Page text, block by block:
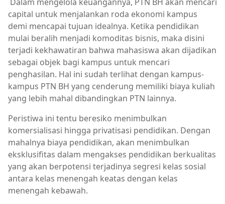
capital untuk menjalankan roda ekonomi kampus
demi mencapai tujuan idealnya. Ketika pendidikan
mulai beralih menjadi komoditas bisnis, maka disini
terjadi kekhawatiran bahwa mahasiswa akan dijadikan
sebagai objek bagi kampus untuk mencari
penghasilan. Hal ini sudah terlihat dengan kampus-
kampus PTN BH yang cenderung memiliki biaya kuliah
yang lebih mahal dibandingkan PTN lainnya.
Peristiwa ini tentu beresiko menimbulkan
komersialisasi hingga privatisasi pendidikan. Dengan
mahalnya biaya pendidikan, akan menimbulkan
eksklusifitas dalam mengakses pendidikan berkualitas
yang akan berpotensi terjadinya segresi kelas sosial
antara kelas menengah keatas dengan kelas
menengah kebawah.